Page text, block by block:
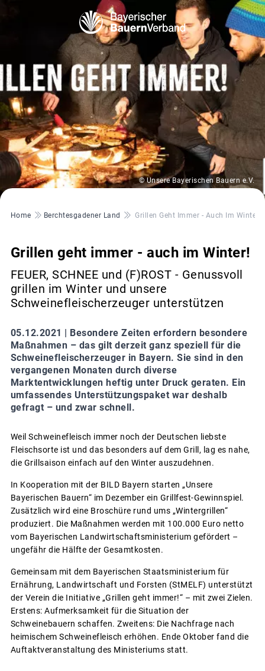
© Unsere Bayerischen Bauern e.V.
Pfadnavigation
Home Berchtesgadener Land Grillen Geht Immer - Auch Im Winter!
Grillen geht immer - auch im Winter!
FEUER, SCHNEE und (F)ROST - Genussvoll
grillen im Winter und unsere
Schweinefleischerzeuger unterstützen
05.12.2021 | Besondere Zeiten erfordern besondere
Maßnahmen – das gilt derzeit ganz speziell für die
Schweinefleischerzeuger in Bayern. Sie sind in den
vergangenen Monaten durch diverse
Marktentwicklungen heftig unter Druck geraten. Ein
umfassendes Unterstützungspaket war deshalb
gefragt – und zwar schnell.
Weil Schweinefleisch immer noch der Deutschen liebste
Fleischsorte ist und das besonders auf dem Grill, lag es nahe,
die Grillsaison einfach auf den Winter auszudehnen.
In Kooperation mit der BILD Bayern starten „Unsere
Bayerischen Bauern“ im Dezember ein Grillfest-Gewinnspiel.
Zusätzlich wird eine Broschüre rund ums „Wintergrillen“
produziert. Die Maßnahmen werden mit 100.000 Euro netto
vom Bayerischen Landwirtschaftsministerium gefördert –
ungefähr die Hälfte der Gesamtkosten.
Gemeinsam mit dem Bayerischen Staatsministerium für
Ernährung, Landwirtschaft und Forsten (StMELF) unterstützt
der Verein die Initiative „Grillen geht immer!“ – mit zwei Zielen.
Erstens: Aufmerksamkeit für die Situation der
Schweinebauern schaffen. Zweitens: Die Nachfrage nach
heimischem Schweinefleisch erhöhen. Ende Oktober fand die
Auftaktveranstaltung des Ministeriums statt.